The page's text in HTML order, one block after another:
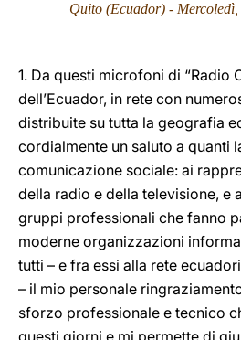
Quito (Ecuador) -
1. Da questi microfoni di “Radio
dell’Ecuador, in rete con
distribuite su tutta la geografia
cordialmente un saluto a quanti
comunicazione sociale: ai
della radio e della televisione, e
gruppi professionali che fanno
moderne organizzazioni
tutti – e fra essi alla rete
– il mio personale
sforzo professionale e tecnico
questi giorni e mi permette di